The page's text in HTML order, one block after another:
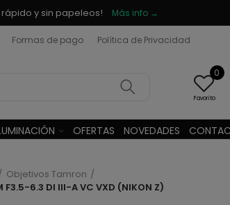
rápido y sin papeleos! Más info →
Formas de pago Política de Privacidad
0
Favorito
OFERTAS NOVEDADES
Objetivos Tamron
F3.5-6.3 DI III-A VC VXD (NIKON Z)